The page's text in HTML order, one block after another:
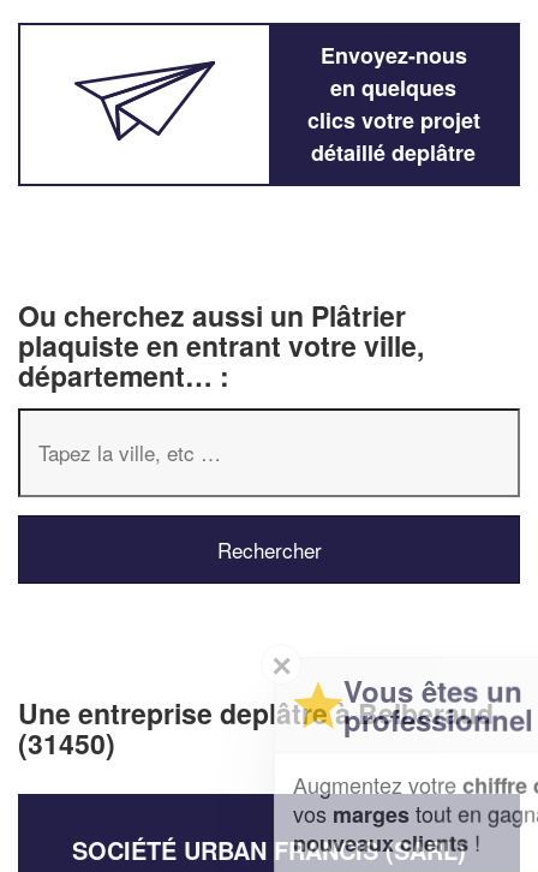
Envoyez-nous
en quelques
clics votre projet
détaillé deplâtre
Ou cherchez aussi un Plâtrier
plaquiste en entrant votre ville,
département… :
Une entreprise deplâtre à Belberaud
(31450)
SOCIÉTÉ URBAN FRANCIS (SARL)
Vous êtes un
professionnel ?
Augmentez votrechiffre d'affaireset
tout en gagnant de
nouveaux clients!